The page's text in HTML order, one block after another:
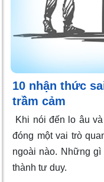
10 nhận thức
trầm cảm
Khi nói đến lo âu
đóng một vai trò
ngoài nào. Những
thành tư duy.